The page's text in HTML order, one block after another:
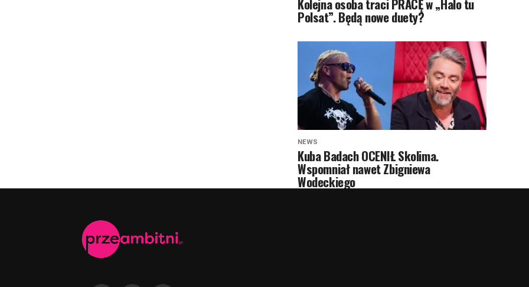
Polsat”. Będą nowe duety?
NEWS
Kuba Badach OCENIŁ Skolima.
Wspomniał nawet Zbigniewa
Wodeckiego